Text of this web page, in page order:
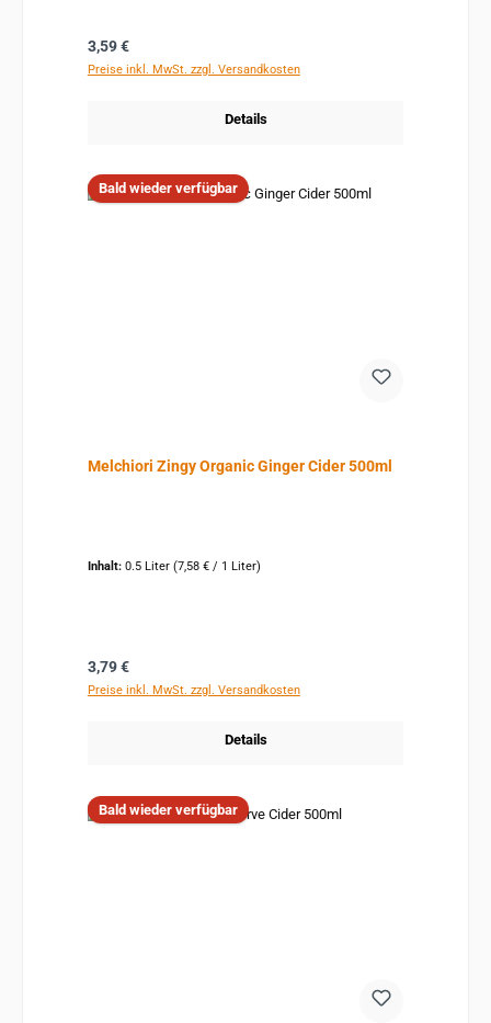
Regulärer Preis:
3,59 €
Preise inkl. MwSt. zzgl. Versandkosten
Details
Bald wieder verfügbar
Melchiori Zingy Organic Ginger Cider 500ml
Inhalt: 0.5 Liter (7,58 € / 1 Liter)
Regulärer Preis:
3,79 €
Preise inkl. MwSt. zzgl. Versandkosten
Details
Bald wieder verfügbar